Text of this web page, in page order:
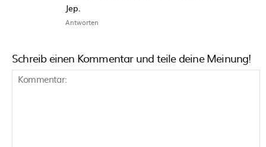
Jep.
Antworten
Schreib einen Kommentar und teile deine Meinung!